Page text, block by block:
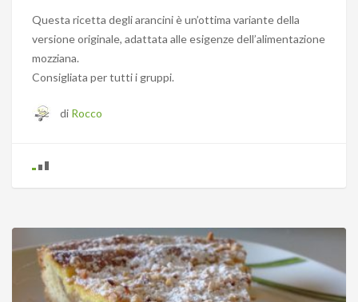
Questa ricetta degli arancini è un’ottima variante della
versione originale, adattata alle esigenze dell’alimentazione
mozziana.
Consigliata per tutti i gruppi.
di Rocco